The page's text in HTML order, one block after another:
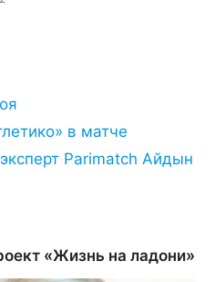
в матче
Parimatch Айдын
«Жизнь на ладони»